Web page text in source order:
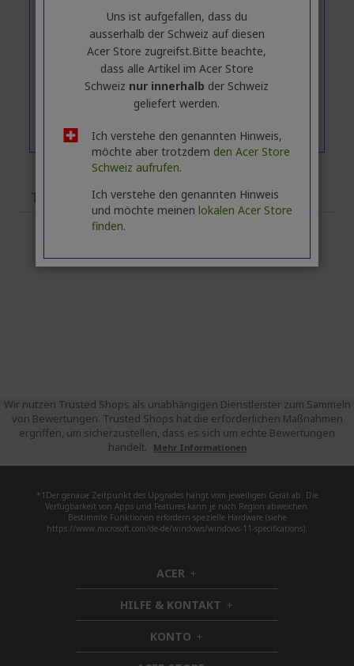
Technische Daten
Wir nutzen Trusted Shops als unabhängigen Dienstleister zum Sammeln
von Bewertungen. Trusted Shops hat die erforderlichen Maßnahmen
ergriffen, um sicherzustellen, dass es sich um echte Bewertungen
handelt.
Mehr Informationen
*1Der genaue Zeitpunkt des Upgrades hängt vom jeweiligen Gerät ab. Die
Verfügbarkeit von Apps und Features kann je nach Region abweichen.
Bestimmte Funktionen erfordern spezielle Hardware (siehe
https://www.microsoft.com/de-de/windows/windows-11-specifications).
ACER h
i
d
d
e
n
HILFE & KONTAKT h
i
d
KONTO h
i
Uns ist aufgefallen, dass du
ausserhalb ​der Schweiz auf diesen
Acer Store zugreifst.​Bitte beachte,
dass alle Artikel im Acer Store
Schweiz nur innerhalb der Schweiz
geliefert werden.
Ich verstehe den genannten Hinweis,
möchte aber trotzdem den Acer Store
Schweiz aufrufen.
Ich verstehe den genannten Hinweis
und möchte meinen lokalen Acer Store
finden.